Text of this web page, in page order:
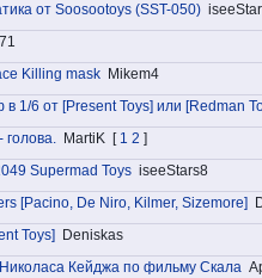
от Soosootoys (SST-050)
Killing mask Mikem4
1/6 от [Present Toys] или [Redman
MartiK [ 1 2 ]
Supermad Toys iseeStars8
[Pacino, De Niro, Kilmer, Sizemore]
Toys]
Deniskas
Кейджа по фильму Скала